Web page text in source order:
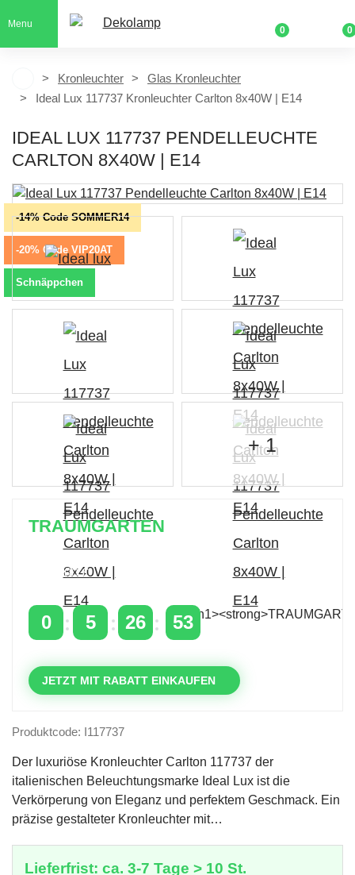
Menu
0 0
Kronleuchter
Glas Kronleuchter
Ideal Lux 117737 Kronleuchter Carlton 8x40W | E14
IDEAL LUX 117737 PENDELLEUCHTE
CARLTON 8X40W | E14
-14% Code SOMMER14
-20% Code VIP20AT
Schnäppchen
+ 1
TRAUMGARTEN
über 400 €
0 5 26 52
JETZT MIT RABATT EINKAUFEN
Produktcode: I117737
Der luxuriöse Kronleuchter Carlton 117737 der
italienischen Beleuchtungsmarke Ideal Lux ist die
Verkörperung von Eleganz und perfektem Geschmack. Ein
präzise gestalteter Kronleuchter mit…
Lieferfrist: ca. 3-7 Tage > 10 St.